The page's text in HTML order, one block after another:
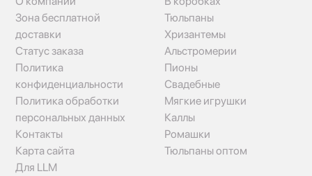
Зона бесплатной
доставки
Статус заказа
Политика
конфиденциальности
Политика обработки
персональных данных
Контакты
Карта сайта
Для LLM
Тюльпаны
Хризантемы
Альстромерии
Пионы
Свадебные
Мягкие игрушки
Каллы
Ромашки
Тюльпаны оптом